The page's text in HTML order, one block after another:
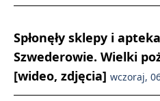
Spłonęły sklepy i
Szwederowie. Wielki
[wideo, zdjęcia] wczoraj,